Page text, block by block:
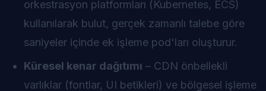
orkestrasyon platformları (Kubernetes, ECS)
kullanılarak bulut, gerçek zamanlı talebe göre
saniyeler içinde ek işleme pod'ları oluşturur.
Küresel kenar dağıtımı – CDN önbellekli
varlıklar (fontlar, UI betikleri) ve bölgesel işleme